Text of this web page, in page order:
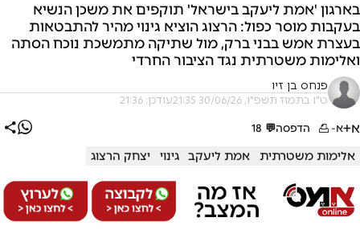
בארגון 'אמת ליעקב בישראל' תוקפים את משכן הנשיא
בעקבות מוסר כפול: הרצוג הוציא גינוי מהיר להתבטאות
בעצרת אמש בבני ברק, מול שתיקה מתמשכת נוכח הסתה
ואלימות משטרתית נגד הציבור החרדי
פנחס בן זיו
ט"ו בתמוז תשפ"ו, 30/06/26 21:35 עודכן: 21:36
א+א- הדפסה💬
18
אלימות משטרתית אמת ליעקב גינוי יצחק הרצוג